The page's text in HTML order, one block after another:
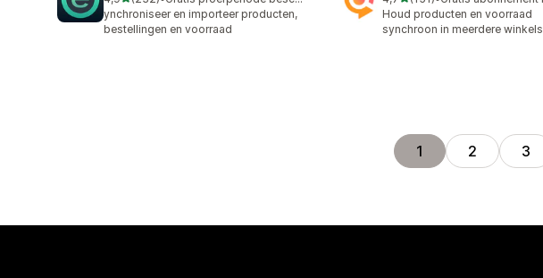
232 recensies in totaal
ynchroniseer en importeer producten,
bestellingen en voorraad
151 recensies in totaal
Houd producten en voorraad
synchroon in meerdere winkels
1 2 3